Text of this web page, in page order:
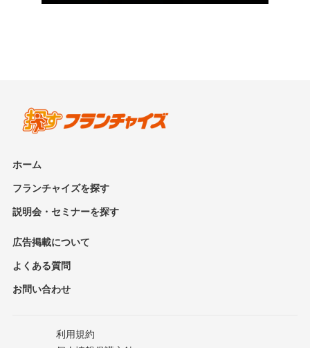
ホーム
フランチャイズを探す
説明会・セミナーを探す
広告掲載について
よくある質問
お問い合わせ
利用規約